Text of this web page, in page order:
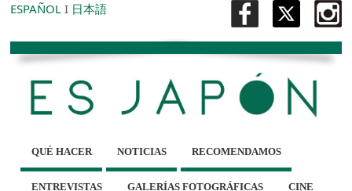
ESPAÑOL I 日本語
QUÉ HACER NOTICIAS RECOMENDAMOS
ENTREVISTAS GALERÍAS FOTOGRÁFICAS CINE